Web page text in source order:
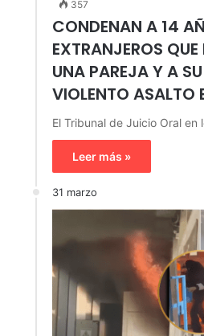
357
CONDENAN A 14
EXTRANJEROS
UNA PAREJA Y A
VIOLENTO ASALTO
El Tribunal de Juicio Oral
Leer más »
31 marzo